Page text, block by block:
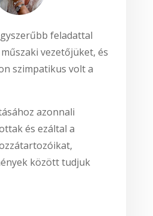
feladattal
vezetőjüket, és
szimpatikus volt a
azonnali
és ezáltal a
között tudjuk